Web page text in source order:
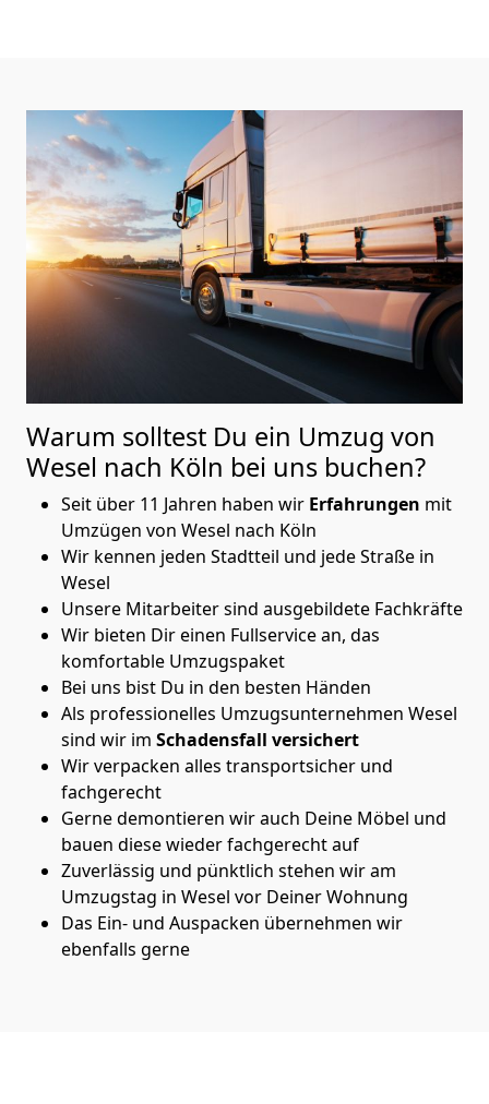
Warum solltest Du ein Umzug von
Wesel nach Köln bei uns buchen?
Seit über 11 Jahren haben wir Erfahrungen mit
Umzügen von Wesel nach Köln
Wir kennen jeden Stadtteil und jede Straße in
Wesel
Unsere Mitarbeiter sind ausgebildete Fachkräfte
Wir bieten Dir einen Fullservice an, das
komfortable Umzugspaket
Bei uns bist Du in den besten Händen
Als professionelles Umzugsunternehmen Wesel
sind wir im Schadensfall versichert
Wir verpacken alles transportsicher und
fachgerecht
Gerne demontieren wir auch Deine Möbel und
bauen diese wieder fachgerecht auf
Zuverlässig und pünktlich stehen wir am
Umzugstag in Wesel vor Deiner Wohnung
Das Ein- und Auspacken übernehmen wir
ebenfalls gerne